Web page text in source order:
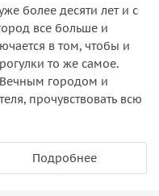
более десяти лет и с
все больше и
в том, чтобы и
то же самое.
городом и
прочувствовать всю
Подробнее